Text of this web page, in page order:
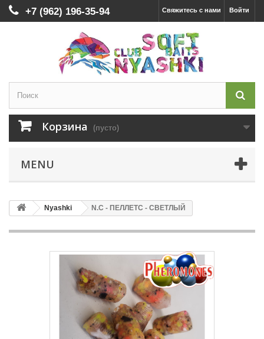
Войти
Свяжитесь с нами
+7 (962) 196-35-94
Корзина (пусто)
MENU
Nyashki N.C - ПЕЛЛЕТС - СВЕТЛЫЙ